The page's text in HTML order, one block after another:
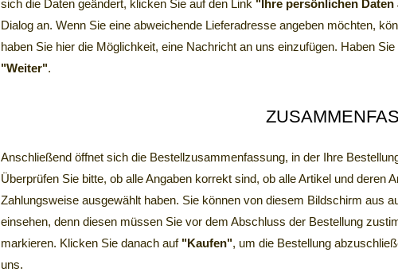
sich die Daten geändert, klicken Sie auf den Link "Ihre persönlichen Daten
Dialog an. Wenn Sie eine abweichende Lieferadresse angeben möchten,
haben Sie hier die Möglichkeit, eine Nachricht an uns einzufügen. Haben
"Weiter".
Anschließend öffnet sich die Bestellzusammenfassung, in der Ihre
Überprüfen Sie bitte, ob alle Angaben korrekt sind, ob alle Artikel und deren
Zahlungsweise ausgewählt haben. Sie können von diesem Bildschirm aus
einsehen, denn diesen müssen Sie vor dem Abschluss der Bestellung
markieren. Klicken Sie danach auf "Kaufen", um die Bestellung
uns.